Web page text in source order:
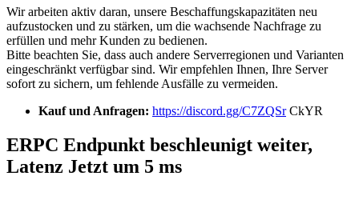
Wir arbeiten aktiv daran, unsere Beschaffungskapazitäten neu
aufzustocken und zu stärken, um die wachsende Nachfrage zu
erfüllen und mehr Kunden zu bedienen.
Bitte beachten Sie, dass auch andere Serverregionen und Varianten
eingeschränkt verfügbar sind. Wir empfehlen Ihnen, Ihre Server
sofort zu sichern, um fehlende Ausfälle zu vermeiden.
Kauf und Anfragen: https://discord.gg/C7ZQSrCkYR
ERPC Endpunkt beschleunigt weiter,
Latenz Jetzt um 5 ms